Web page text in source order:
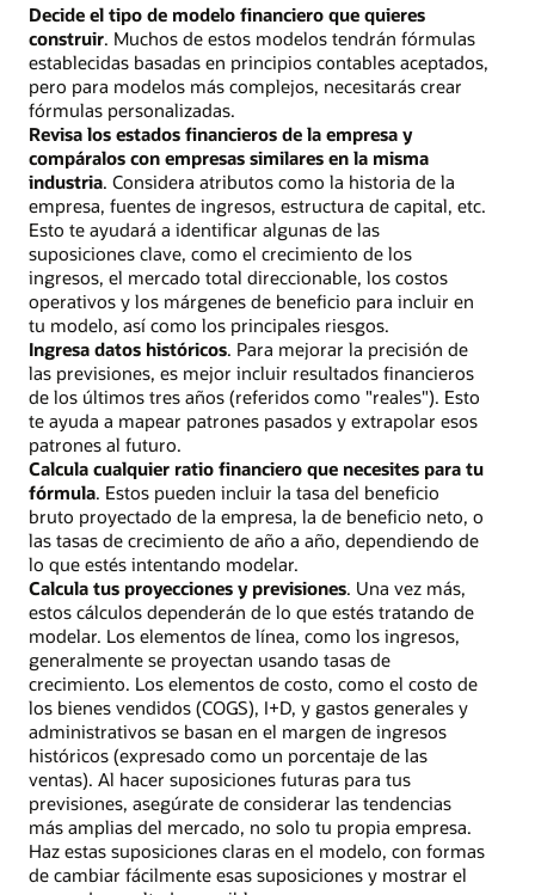
Decide el tipo de modelo financiero que quieres
construir. Muchos de estos modelos tendrán fórmulas
establecidas basadas en principios contables aceptados,
pero para modelos más complejos, necesitarás crear
fórmulas personalizadas.
Revisa los estados financieros de la empresa y
compáralos con empresas similares en la misma
industria. Considera atributos como la historia de la
empresa, fuentes de ingresos, estructura de capital, etc.
Esto te ayudará a identificar algunas de las
suposiciones clave, como el crecimiento de los
ingresos, el mercado total direccionable, los costos
operativos y los márgenes de beneficio para incluir en
tu modelo, así como los principales riesgos.
Ingresa datos históricos. Para mejorar la precisión de
las previsiones, es mejor incluir resultados financieros
de los últimos tres años (referidos como "reales"). Esto
te ayuda a mapear patrones pasados y extrapolar esos
patrones al futuro.
Calcula cualquier ratio financiero que necesites para tu
fórmula. Estos pueden incluir la tasa del beneficio
bruto proyectado de la empresa, la de beneficio neto, o
las tasas de crecimiento de año a año, dependiendo de
lo que estés intentando modelar.
Calcula tus proyecciones y previsiones. Una vez más,
estos cálculos dependerán de lo que estés tratando de
modelar. Los elementos de línea, como los ingresos,
generalmente se proyectan usando tasas de
crecimiento. Los elementos de costo, como el costo de
los bienes vendidos (COGS), I+D, y gastos generales y
administrativos se basan en el margen de ingresos
históricos (expresado como un porcentaje de las
ventas). Al hacer suposiciones futuras para tus
previsiones, asegúrate de considerar las tendencias
más amplias del mercado, no solo tu propia empresa.
Haz estas suposiciones claras en el modelo, con formas
de cambiar fácilmente esas suposiciones y mostrar el